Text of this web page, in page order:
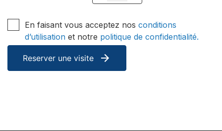
En faisant vous acceptez nos conditions
d’utilisation et notre politique de confidentialité.